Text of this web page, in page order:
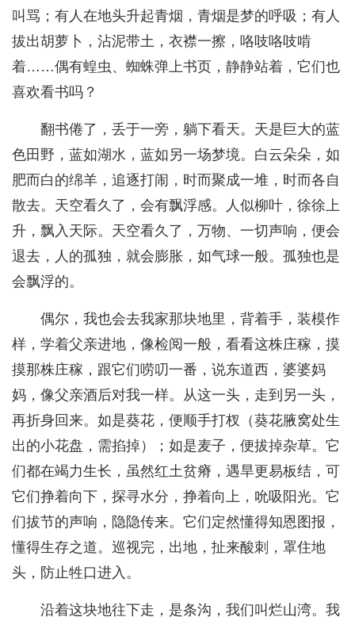
叫骂；有人在地头升起青烟，青烟是梦的呼吸；有人
拔出胡萝卜，沾泥带土，衣襟一擦，咯吱咯吱啃
着……偶有蝗虫、蜘蛛弹上书页，静静站着，它们也
喜欢看书吗？
翻书倦了，丢于一旁，躺下看天。天是巨大的蓝
色田野，蓝如湖水，蓝如另一场梦境。白云朵朵，如
肥而白的绵羊，追逐打闹，时而聚成一堆，时而各自
散去。天空看久了，会有飘浮感。人似柳叶，徐徐上
升，飘入天际。天空看久了，万物、一切声响，便会
退去，人的孤独，就会膨胀，如气球一般。孤独也是
会飘浮的。
偶尔，我也会去我家那块地里，背着手，装模作
样，学着父亲进地，像检阅一般，看看这株庄稼，摸
摸那株庄稼，跟它们唠叨一番，说东道西，婆婆妈
妈，像父亲酒后对我一样。从这一头，走到另一头，
再折身回来。如是葵花，便顺手打杈（葵花腋窝处生
出的小花盘，需掐掉）；如是麦子，便拔掉杂草。它
们都在竭力生长，虽然红土贫瘠，遇旱更易板结，可
它们挣着向下，探寻水分，挣着向上，吮吸阳光。它
们拔节的声响，隐隐传来。它们定然懂得知恩图报，
懂得生存之道。巡视完，出地，扯来酸刺，罩住地
头，防止牲口进入。
沿着这块地往下走，是条沟，我们叫烂山湾。我